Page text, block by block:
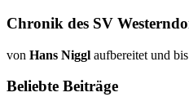
Chronik des SV
von Hans Niggl aufbereitet und
Beliebte Beiträge